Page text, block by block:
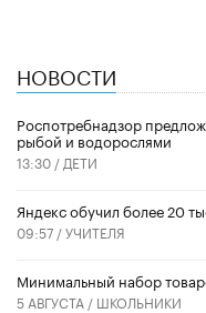
НОВОСТИ
Роспотребнадзор
рыбой и водорослями
13:30 / ДЕТИ
​Яндекс обучил более 20
09:57 /УЧИТЕЛЯ
Минимальный набор
5 АВГУСТА / ШКОЛЬНИКИ